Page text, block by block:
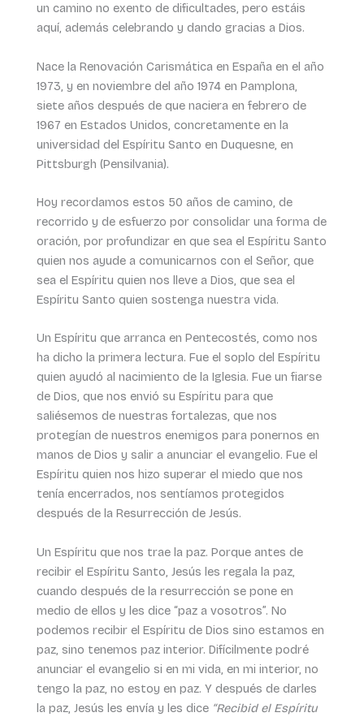
un camino no exento de dificultades, pero estáis
aquí, además celebrando y dando gracias a Dios.
Nace la Renovación Carismática en España en el año
1973, y en noviembre del año 1974 en Pamplona,
siete años después de que naciera en febrero de
1967 en Estados Unidos, concretamente en la
universidad del Espíritu Santo en Duquesne, en
Pittsburgh (Pensilvania).
Hoy recordamos estos 50 años de camino, de
recorrido y de esfuerzo por consolidar una forma de
oración, por profundizar en que sea el Espíritu Santo
quien nos ayude a comunicarnos con el Señor, que
sea el Espíritu quien nos lleve a Dios, que sea el
Espíritu Santo quien sostenga nuestra vida.
Un Espíritu que arranca en Pentecostés, como nos
ha dicho la primera lectura. Fue el soplo del Espíritu
quien ayudó al nacimiento de la Iglesia. Fue un fiarse
de Dios, que nos envió su Espíritu para que
saliésemos de nuestras fortalezas, que nos
protegían de nuestros enemigos para ponernos en
manos de Dios y salir a anunciar el evangelio. Fue el
Espíritu quien nos hizo superar el miedo que nos
tenía encerrados, nos sentíamos protegidos
después de la Resurrección de Jesús.
Un Espíritu que nos trae la paz. Porque antes de
recibir el Espíritu Santo, Jesús les regala la paz,
cuando después de la resurrección se pone en
medio de ellos y les dice “paz a vosotros”. No
podemos recibir el Espíritu de Dios sino estamos en
paz, sino tenemos paz interior. Difícilmente podré
anunciar el evangelio si en mi vida, en mi interior, no
tengo la paz, no estoy en paz. Y después de darles
la paz, Jesús les envía y les dice “Recibid el Espíritu